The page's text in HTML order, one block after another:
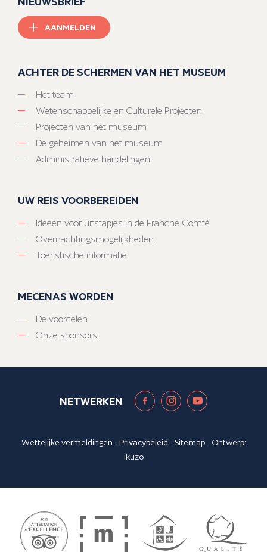
AANMELDEN
ACHTER DE SCHERMEN VAN HET MUSEUM
Het team
Wetenschappelijke en Culturele Projecten
Projecten van het museum
De geheimen van het museum
Administratieve handelingen
UW REIS VOORBEREIDEN
Ideeën voor uitstapjes in de Franche-Comté
Overnachtingsmogelijkheden
Toeristische informatie
MECENAS WORDEN
De voordelen
Onze sponsors
NETWERKEN
Wettelijke vermeldingen -Privacybeleid - Sitemap- Ontwerp:
ikuzo